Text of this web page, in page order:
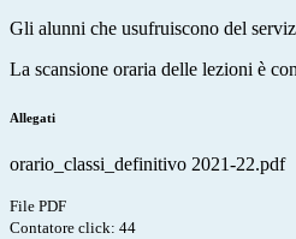
Gli alunni che usufruiscono del
La scansione oraria delle lezioni è
Allegati
orario_classi_definitivo 2021-22.pdf
File PDF
Contatore click: 44